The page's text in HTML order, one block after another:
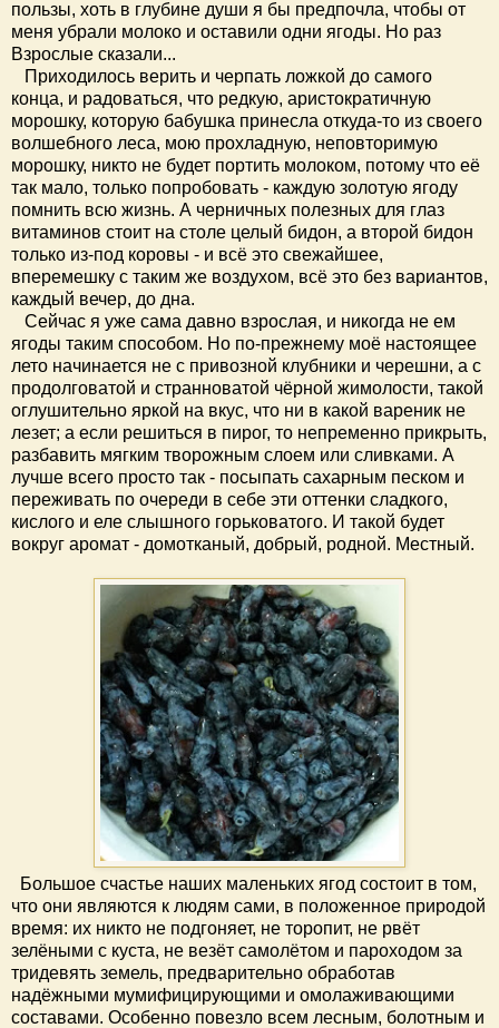
пользы, хоть в глубине души я бы предпочла, чтобы от
меня убрали молоко и оставили одни ягоды. Но раз
Взрослые сказали...
Приходилось верить и черпать ложкой до самого
конца, и радоваться, что редкую, аристократичную
морошку, которую бабушка принесла откуда-то из своего
волшебного леса, мою прохладную, неповторимую
морошку, никто не будет портить молоком, потому что её
так мало, только попробовать - каждую золотую ягоду
помнить всю жизнь. А черничных полезных для глаз
витаминов стоит на столе целый бидон, а второй бидон
только из-под коровы - и всё это свежайшее,
вперемешку с таким же воздухом, всё это без вариантов,
каждый вечер, до дна.
Сейчас я уже сама давно взрослая, и никогда не ем
ягоды таким способом. Но по-прежнему моё настоящее
лето начинается не с привозной клубники и черешни, а с
продолговатой и странноватой чёрной жимолости, такой
оглушительно яркой на вкус, что ни в какой вареник не
лезет; а если решиться в пирог, то непременно прикрыть,
разбавить мягким творожным слоем или сливками. А
лучше всего просто так - посыпать сахарным песком и
переживать по очереди в себе эти оттенки сладкого,
кислого и еле слышного горьковатого. И такой будет
вокруг аромат - домотканый, добрый, родной. Местный.
Большое счастье наших маленьких ягод состоит в том,
что они являются к людям сами, в положенное природой
время: их никто не подгоняет, не торопит, не рвёт
зелёными с куста, не везёт самолётом и пароходом за
тридевять земель, предварительно обработав
надёжными мумифицирующими и омолаживающими
составами. Особенно повезло всем лесным, болотным и